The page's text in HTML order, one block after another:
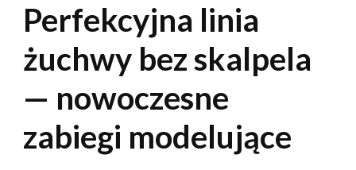
Perfekcyjna linia
żuchwy bez skalpela
— nowoczesne
zabiegi modelujące